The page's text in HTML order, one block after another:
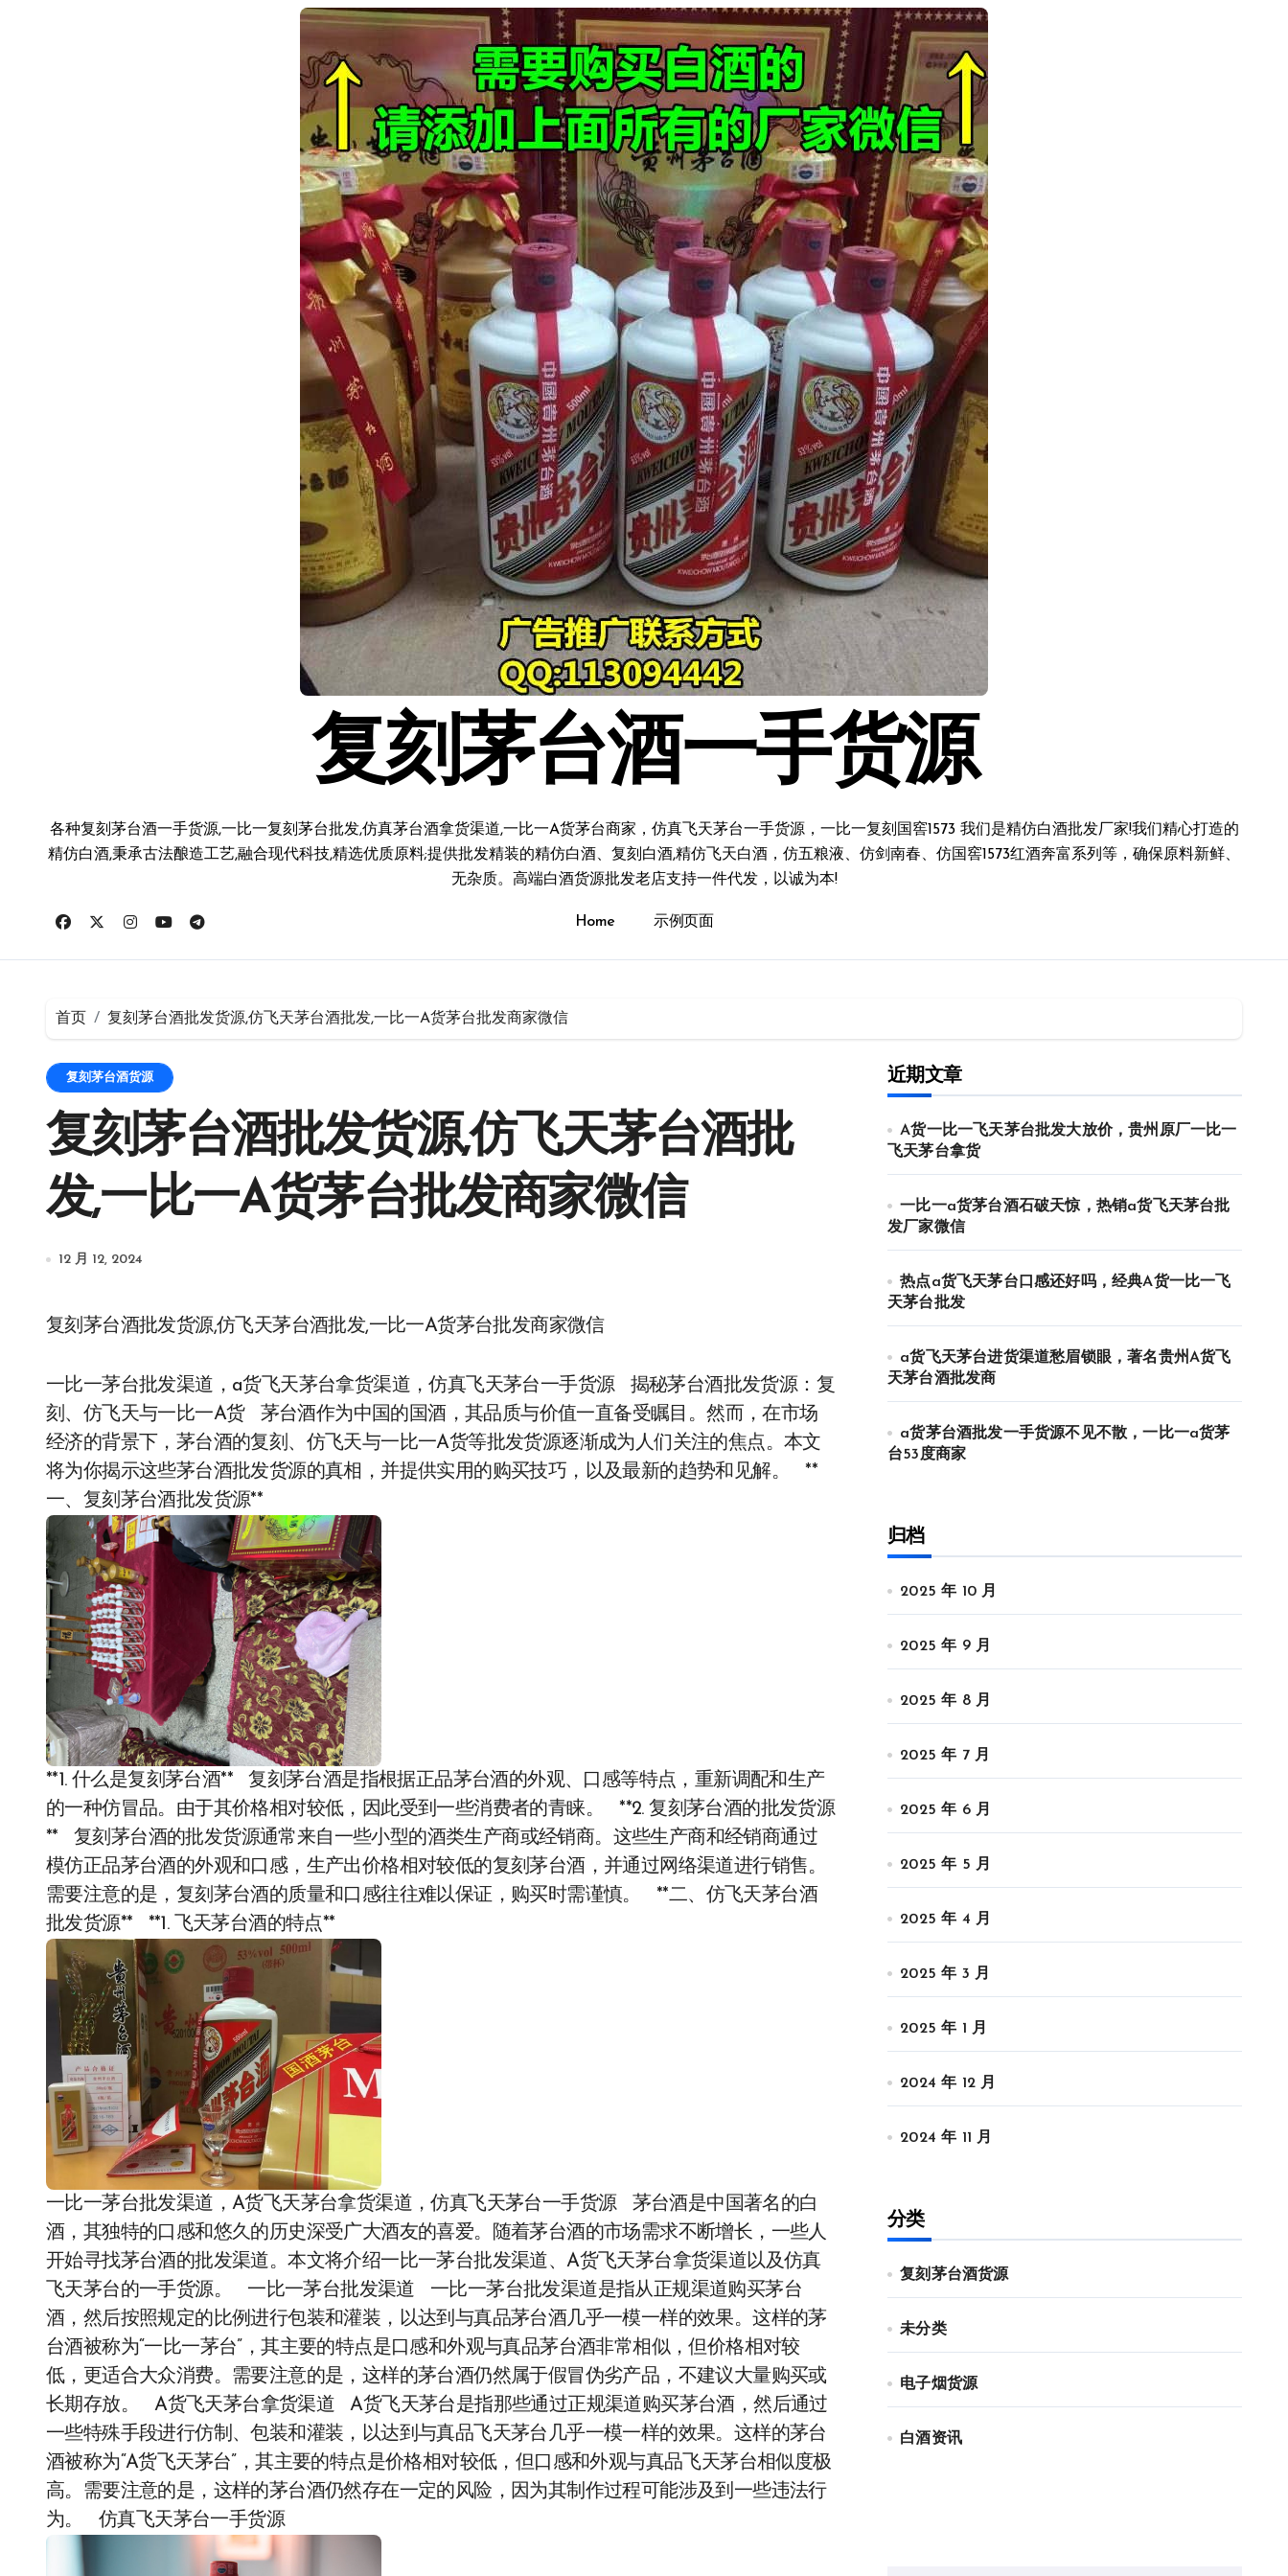
复刻茅台酒一手货源
各种复刻茅台酒一手货源,一比一复刻茅台批发,仿真茅台酒拿货渠道,一比一A货茅台商家，仿真飞天茅台一手货源，一比一复刻国窖1573 我们是精仿白酒批发厂家!我们精心打造的
精仿白酒,秉承古法酿造工艺,融合现代科技,精选优质原料;提供批发精装的精仿白酒、复刻白酒,精仿飞天白酒，仿五粮液、仿剑南春、仿国窖1573红酒奔富系列等，确保原料新鲜、
无杂质。高端白酒货源批发老店支持一件代发，以诚为本!
Home 示例页面
首页 复刻茅台酒批发货源,仿飞天茅台酒批发,一比一A货茅台批发商家微信
复刻茅台酒货源
复刻茅台酒批发货源,仿飞天茅台酒批
发,一比一A货茅台批发商家微信
12 月 12, 2024
复刻茅台酒批发货源,仿飞天茅台酒批发,一比一A货茅台批发商家微信
一比一茅台批发渠道，a货飞天茅台拿货渠道，仿真飞天茅台一手货源 揭秘茅台酒批发货源：复
刻、仿飞天与一比一A货 茅台酒作为中国的国酒，其品质与价值一直备受瞩目。然而，在市场
经济的背景下，茅台酒的复刻、仿飞天与一比一A货等批发货源逐渐成为人们关注的焦点。本文
将为你揭示这些茅台酒批发货源的真相，并提供实用的购买技巧，以及最新的趋势和见解。 **
一、复刻茅台酒批发货源**
**1. 什么是复刻茅台酒** 复刻茅台酒是指根据正品茅台酒的外观、口感等特点，重新调配和生产
的一种仿冒品。由于其价格相对较低，因此受到一些消费者的青睐。 **2. 复刻茅台酒的批发货源
** 复刻茅台酒的批发货源通常来自一些小型的酒类生产商或经销商。这些生产商和经销商通过
模仿正品茅台酒的外观和口感，生产出价格相对较低的复刻茅台酒，并通过网络渠道进行销售。
需要注意的是，复刻茅台酒的质量和口感往往难以保证，购买时需谨慎。 **二、仿飞天茅台酒
批发货源** **1. 飞天茅台酒的特点**
一比一茅台批发渠道，A货飞天茅台拿货渠道，仿真飞天茅台一手货源 茅台酒是中国著名的白
酒，其独特的口感和悠久的历史深受广大酒友的喜爱。随着茅台酒的市场需求不断增长，一些人
开始寻找茅台酒的批发渠道。本文将介绍一比一茅台批发渠道、A货飞天茅台拿货渠道以及仿真
飞天茅台的一手货源。 一比一茅台批发渠道 一比一茅台批发渠道是指从正规渠道购买茅台
酒，然后按照规定的比例进行包装和灌装，以达到与真品茅台酒几乎一模一样的效果。这样的茅
台酒被称为“一比一茅台”，其主要的特点是口感和外观与真品茅台酒非常相似，但价格相对较
低，更适合大众消费。需要注意的是，这样的茅台酒仍然属于假冒伪劣产品，不建议大量购买或
长期存放。 A货飞天茅台拿货渠道 A货飞天茅台是指那些通过正规渠道购买茅台酒，然后通过
一些特殊手段进行仿制、包装和灌装，以达到与真品飞天茅台几乎一模一样的效果。这样的茅台
酒被称为“A货飞天茅台”，其主要的特点是价格相对较低，但口感和外观与真品飞天茅台相似度极
高。需要注意的是，这样的茅台酒仍然存在一定的风险，因为其制作过程可能涉及到一些违法行
为。 仿真飞天茅台一手货源
近期文章
A货一比一飞天茅台批发大放价，贵州原厂一比一
飞天茅台拿货
一比一a货茅台酒石破天惊，热销a货飞天茅台批
发厂家微信
热点a货飞天茅台口感还好吗，经典A货一比一飞
天茅台批发
a货飞天茅台进货渠道愁眉锁眼，著名贵州A货飞
天茅台酒批发商
a货茅台酒批发一手货源不见不散，一比一a货茅
台53度商家
归档
2025 年 10 月
2025 年 9 月
2025 年 8 月
2025 年 7 月
2025 年 6 月
2025 年 5 月
2025 年 4 月
2025 年 3 月
2025 年 1 月
2024 年 12 月
2024 年 11 月
分类
复刻茅台酒货源
未分类
电子烟货源
白酒资讯